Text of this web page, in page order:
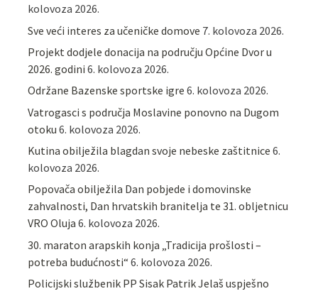
kolovoza 2026.
Sve veći interes za učeničke domove 7. kolovoza 2026.
Projekt dodjele donacija na području Općine Dvor u
2026. godini 6. kolovoza 2026.
Održane Bazenske sportske igre 6. kolovoza 2026.
Vatrogasci s područja Moslavine ponovno na Dugom
otoku 6. kolovoza 2026.
Kutina obilježila blagdan svoje nebeske zaštitnice 6.
kolovoza 2026.
Popovača obilježila Dan pobjede i domovinske
zahvalnosti, Dan hrvatskih branitelja te 31. obljetnicu
VRO Oluja 6. kolovoza 2026.
30. maraton arapskih konja „Tradicija prošlosti –
potreba budućnosti“ 6. kolovoza 2026.
Policijski službenik PP Sisak Patrik Jelaš uspješno